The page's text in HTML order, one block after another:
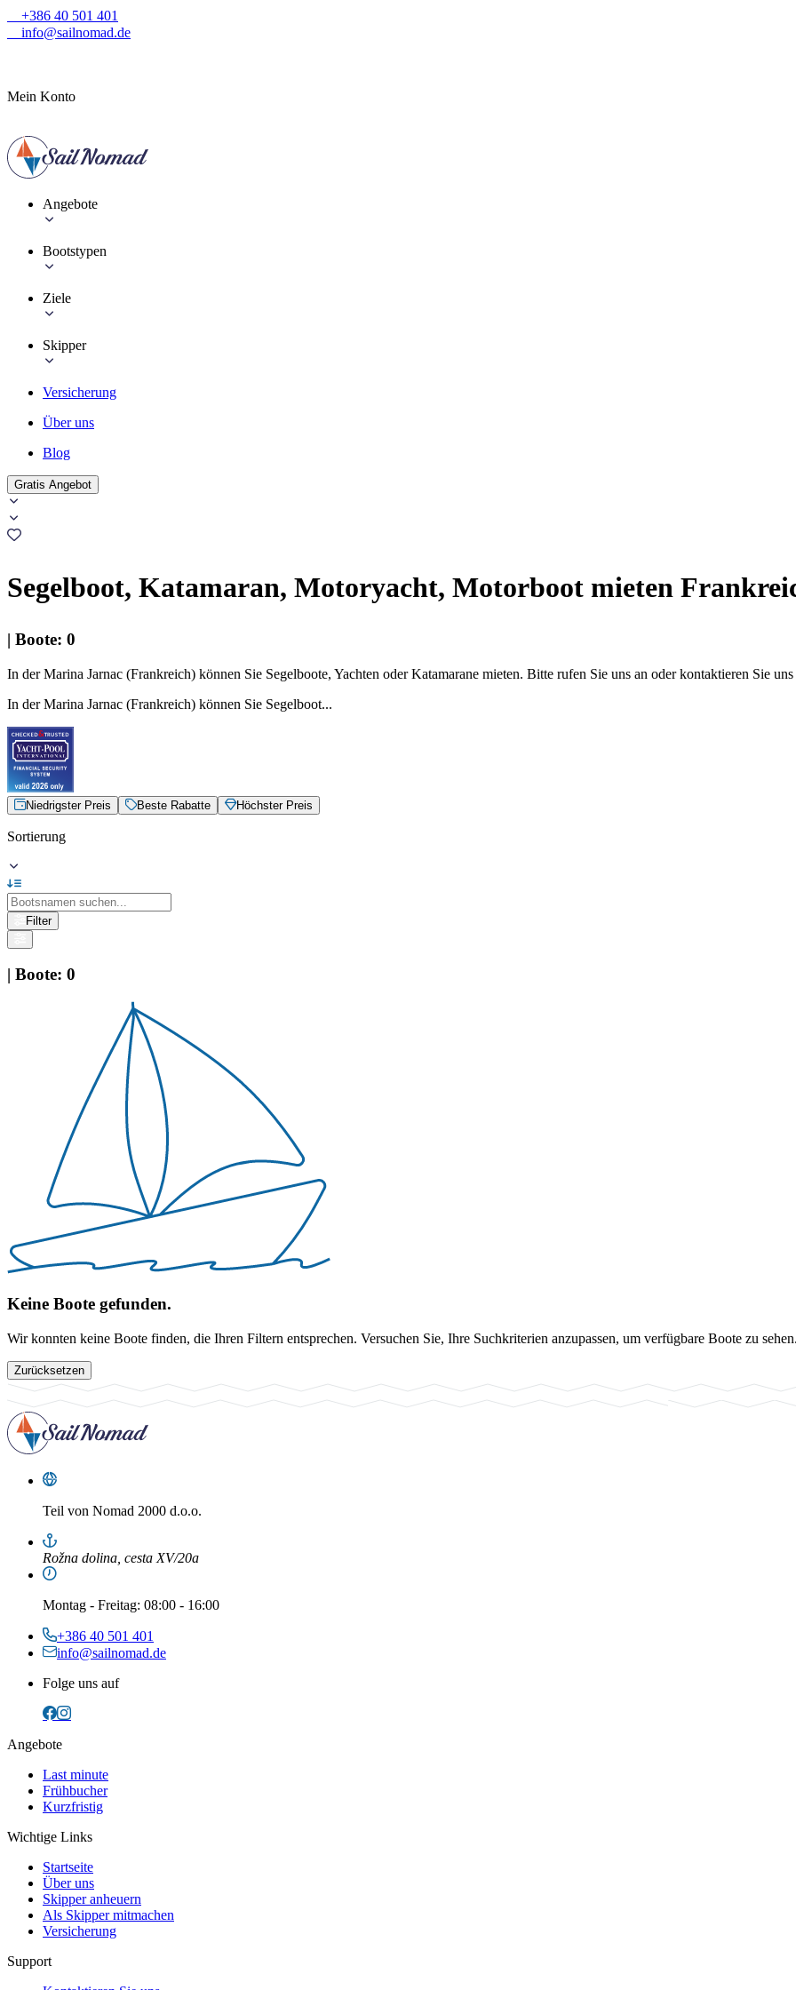
+386 40 501 401
info@sailnomad.de
Mein Konto
Angebote
Bootstypen
Ziele
Skipper
Versicherung
Über uns
Blog
Gratis Angebot
Segelboot, Katamaran, Motoryacht, Motorboot mieten
| Boote: 0
In der Marina Jarnac (Frankreich) können Sie Segelboote, Yachten oder Katamarane mieten. Bitte rufen Sie uns an oder kontaktieren Sie
In der Marina Jarnac (Frankreich) können Sie Segelboot...
Niedrigster Preis Beste Rabatte Höchster Preis
Sortierung
Filter
| Boote: 0
Keine Boote gefunden.
Wir konnten keine Boote finden, die Ihren Filtern entsprechen. Versuchen Sie, Ihre Suchkriterien anzupassen, um verfügbare Boote zu
Zurücksetzen
Teil von Nomad 2000 d.o.o.
Rožna dolina, cesta XV/20a
Montag - Freitag: 08:00 - 16:00
+386 40 501 401
info@sailnomad.de
Folge uns auf
Angebote
Last minute
Frühbucher
Kurzfristig
Wichtige Links
Startseite
Über uns
Skipper anheuern
Als Skipper mitmachen
Versicherung
Support